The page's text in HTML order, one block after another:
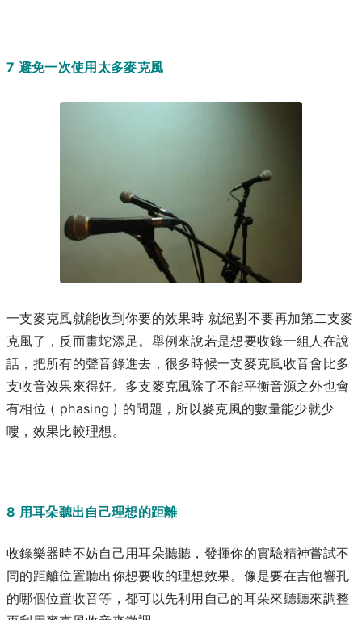
7 避免一次使用太多麥克風
一支麥克風就能收到你要的效果時 就絕對不要再加第二支麥
克風了，反而畫蛇添足。 舉例來說若是想要收錄一組人在說
話，把所有的聲音錄進去，很多時候一支麥克風收音會比多
支收音效果來得好。 多支麥克風除了不能平衡音源之外也會
有相位 ( phasing ) 的問題，所以麥克風的數量能少就少
嘍，效果比較理想。
8 用耳朵聽出自己理想的距離
收錄樂器時不妨自己用耳朵聽聽，發揮你的實驗精神嘗試不
同的距離位置聽出你想要收的理想效果。像是要在吉他響孔
的哪個位置收音等，都可以先利用自己的耳朵來聽聽來調整